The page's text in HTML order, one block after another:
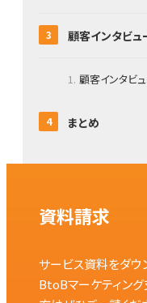
顧客インタビ
顧客インタビ
まとめ
資料請求
サービス資料をダウ
BtoBマーケティン